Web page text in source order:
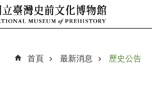
首頁 最新消息 歷史公告